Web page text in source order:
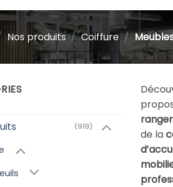
Nos produits / Coiffure /
(919)
de la